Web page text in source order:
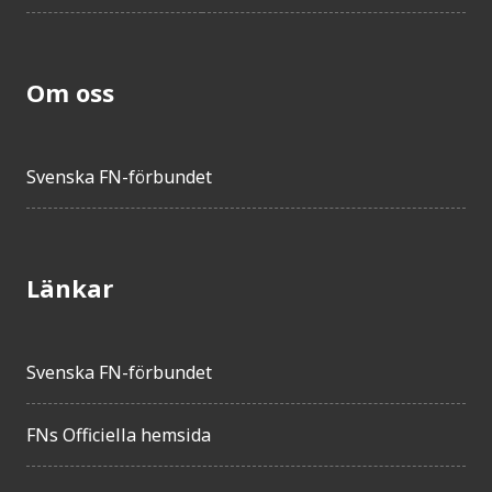
Om oss
Svenska FN-förbundet
Länkar
Svenska FN-förbundet
FNs Officiella hemsida